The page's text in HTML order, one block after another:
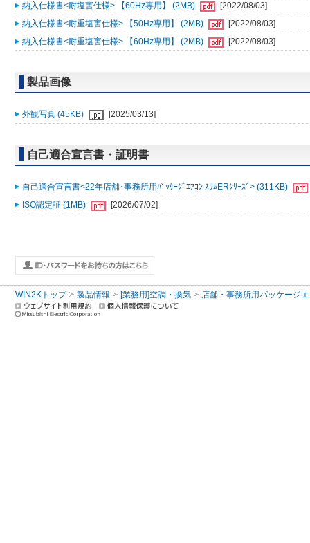
納入仕様書<耐塩害仕様> 【60Hz専用】 (2MB)
[2022/08/03]
納入仕様書<耐重塩害仕様> 【50Hz専用】 (2MB)
[2022/08/03]
納入仕様書<耐重塩害仕様> 【60Hz専用】 (2MB)
[2022/08/03]
製品画像
外観写真 (45KB) [2025/03/13]
自己適合宣言書・証明書
自己適合宣言書<22年店舗･事務所用ﾊﾟｯｹｰｼﾞｴｱｺﾝ ｽﾘﾑERｼﾘｰｽﾞ> (311KB)
ISO認定証 (1MB)
[2026/07/02]
WIN2Kトップ 製品情報 [業務用]空調・換気 店舗・事務所用パッケージ